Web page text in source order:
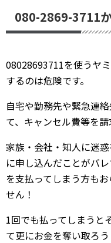
080-2869-3711
08028693711を使うヤ
するのは危険です。
自宅や勤務先や緊急連
て、キャンセル費等を請
家族・会社・知人に迷
に申し込んだことがバ
を支払ってしまう方も
せん！
1回でも払ってしまうと
て更にお金を奪い取ろう